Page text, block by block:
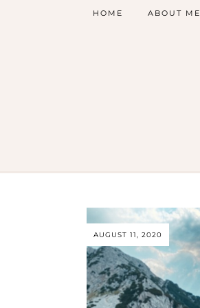
HOME ABOUT ME
AUGUST 11, 2020